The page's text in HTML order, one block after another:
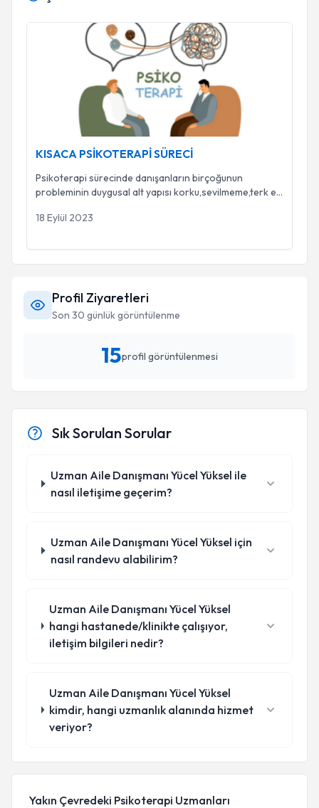
KISACA PSİKOTERAPİ SÜRECİ
KISACA PSİKOTERAPİ SÜRECİ
Psikoterapi sürecinde danışanların birçoğunun
probleminin duygusal alt yapısı korku,sevilmeme,terk e...
18 Eylül 2023
Profil Ziyaretleri
Son 30 günlük görüntülenme
15profil görüntülenmesi
Sık Sorulan Sorular
Uzman Aile Danışmanı Yücel Yüksel ile
nasıl iletişime geçerim?
Uzman Aile Danışmanı Yücel Yüksel için
nasıl randevu alabilirim?
Uzman Aile Danışmanı Yücel Yüksel
hangi hastanede/klinikte çalışıyor,
iletişim bilgileri nedir?
Uzman Aile Danışmanı Yücel Yüksel
kimdir, hangi uzmanlık alanında hizmet
veriyor?
Yakın Çevredeki Psikoterapi Uzmanları